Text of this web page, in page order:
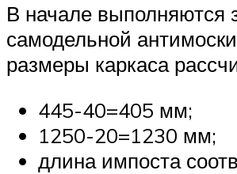
В начале выполняются
самодельной
размеры каркаса
445-40=405 мм;
1250-20=1230 мм;
длина импоста